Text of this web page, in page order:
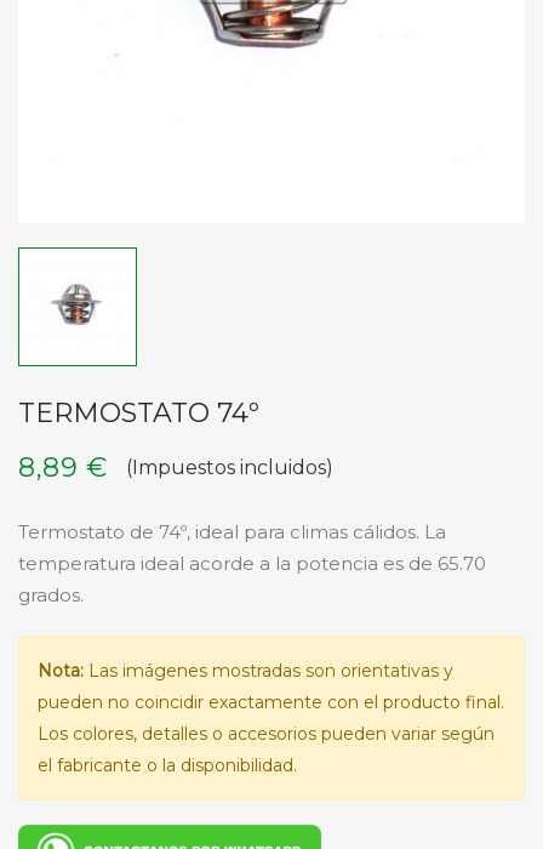
TERMOSTATO 74º
8,89 €
(Impuestos incluidos)
Termostato de 74º, ideal para climas cálidos. La
temperatura ideal acorde a la potencia es de 65.70
grados.
Nota: Las imágenes mostradas son orientativas y
pueden no coincidir exactamente con el producto final.
Los colores, detalles o accesorios pueden variar según
el fabricante o la disponibilidad.